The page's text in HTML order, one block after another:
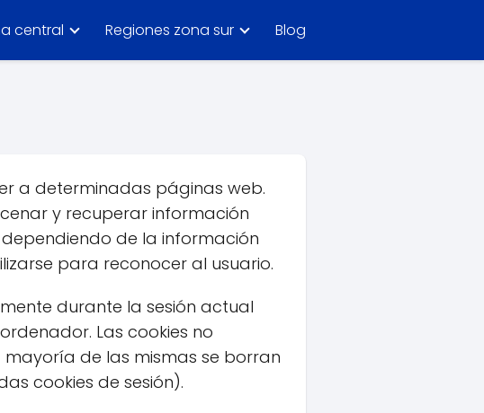
central Regiones zona sur Blog
a determinadas páginas web.
y recuperar información
de la información
para reconocer al usuario.
durante la sesión actual
Las cookies no
de las mismas se borran
cookies de sesión).